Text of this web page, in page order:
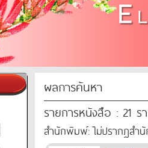
ผลการค้นหา
รายการหนังสือ : 21 ร
สำนักพิมพ์: ไม่ปรากฏสำ